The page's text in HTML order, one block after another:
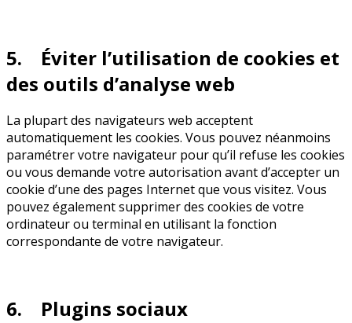
5. Éviter l’utilisation de cookies et
des outils d’analyse web
La plupart des navigateurs web acceptent
automatiquement les cookies. Vous pouvez néanmoins
paramétrer votre navigateur pour qu’il refuse les cookies
ou vous demande votre autorisation avant d’accepter un
cookie d’une des pages Internet que vous visitez. Vous
pouvez également supprimer des cookies de votre
ordinateur ou terminal en utilisant la fonction
correspondante de votre navigateur.
6. Plugins sociaux